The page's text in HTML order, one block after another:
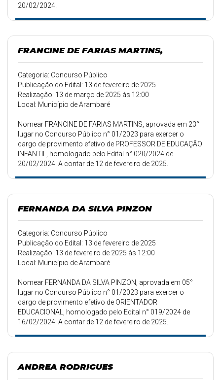
20/02/2024.
FRANCINE DE FARIAS MARTINS,
Categoria: Concurso Público
Publicação do Edital: 13 de fevereiro de 2025
Realização: 13 de março de 2025 às 12:00
Local: Município de Arambaré
Nomear FRANCINE DE FARIAS MARTINS, aprovada em 23°
lugar no Concurso Público n° 01/2023 para exercer o
cargo de provimento efetivo de PROFESSOR DE EDUCAÇÃO
INFANTIL, homologado pelo Edital n° 020/2024 de
20/02/2024. A contar de 12 de fevereiro de 2025.
FERNANDA DA SILVA PINZON
Categoria: Concurso Público
Publicação do Edital: 13 de fevereiro de 2025
Realização: 13 de fevereiro de 2025 às 12:00
Local: Município de Arambaré
Nomear FERNANDA DA SILVA PINZON, aprovada em 05°
lugar no Concurso Público n° 01/2023 para exercer o
cargo de provimento efetivo de ORIENTADOR
EDUCACIONAL, homologado pelo Edital n° 019/2024 de
16/02/2024. A contar de 12 de fevereiro de 2025.
ANDREA RODRIGUES